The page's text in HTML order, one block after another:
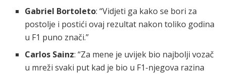
Gabriel Bortoleto: “Vidjeti ga kako se bori za
postolje i postići ovaj rezultat nakon toliko godina
u F1 puno znači.”
Carlos Sainz: “Za mene je uvijek bio najbolji vozač
u mreži svaki put kad je bio u F1-njegova razina